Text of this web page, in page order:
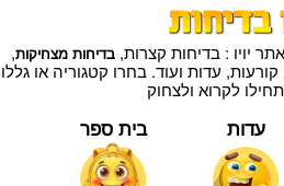
יויו : בדיחות קצרות,בדיחות מצחיקות,
עדות ועוד. בחרו קטגוריה או גללו
לקרוא ולצחוק
עדות בית ספר